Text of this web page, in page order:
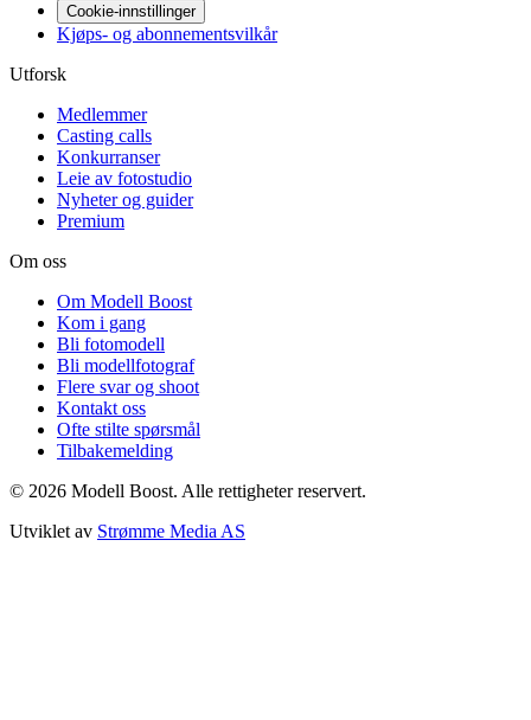
Cookie-innstillinger
Kjøps- og abonnementsvilkår
Utforsk
Medlemmer
Casting calls
Konkurranser
Leie av fotostudio
Nyheter og guider
Premium
Om oss
Om Modell Boost
Kom i gang
Bli fotomodell
Bli modellfotograf
Flere svar og shoot
Kontakt oss
Ofte stilte spørsmål
Tilbakemelding
© 2026 Modell Boost. Alle rettigheter reservert.
Utviklet av Strømme Media AS